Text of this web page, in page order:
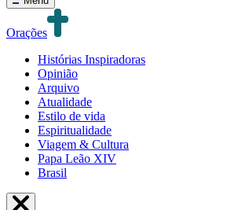
Orações
Histórias Inspiradoras
Opinião
Arquivo
Atualidade
Estilo de vida
Espiritualidade
Viagem & Cultura
Papa Leão XIV
Brasil